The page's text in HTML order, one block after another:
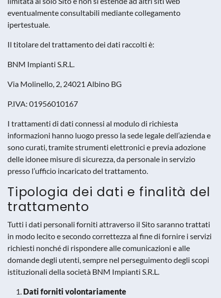
eventualmente consultabili mediante collegamento
ipertestuale.
Il titolare del trattamento dei dati raccolti è:
BNM Impianti S.R.L.
Via Molinello, 2, 24021 Albino BG
P.IVA: 01956010167
I trattamenti di dati connessi al modulo di richiesta
informazioni hanno luogo presso la sede legale dell’azienda e
sono curati, tramite strumenti elettronici e previa adozione
delle idonee misure di sicurezza, da personale in servizio
presso l’ufficio incaricato del trattamento.
Tipologia dei dati e finalità del
trattamento
Tutti i dati personali forniti attraverso il Sito saranno trattati
in modo lecito e secondo correttezza al fine di fornire i servizi
richiesti nonché di rispondere alle comunicazioni e alle
domande degli utenti, sempre nel perseguimento degli scopi
istituzionali della società BNM Impianti S.R.L.
Dati forniti volontariamente